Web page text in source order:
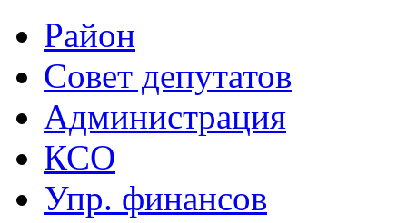
Район
Совет депутатов
Администрация
КСО
Упр. финансов